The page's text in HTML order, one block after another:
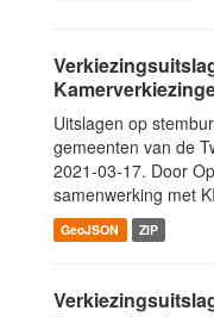
Uitslagen op
gemeenten van de
2021-03-17. Door
samenwerking met
GeoJSON ZIP